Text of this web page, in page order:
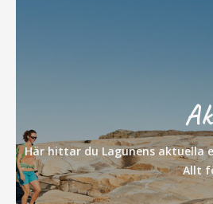
Här hittar du Lagunens aktuella
Allt